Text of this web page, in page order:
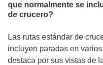
que normalmente se
de crucero?
Las rutas estándar de
incluyen paradas en
destaca por sus vistas de